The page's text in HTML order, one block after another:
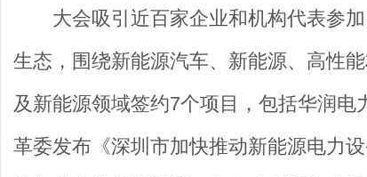
大会吸引近百家企业和机构代表参
生态，围绕新能源汽车、新能源、高性
及新能源领域签约7个项目，包括华润
革委发布《深圳市加快推动新能源电力